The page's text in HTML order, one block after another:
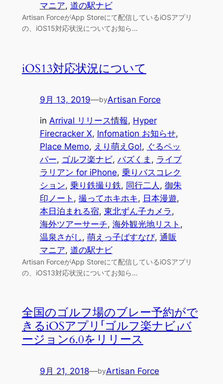
マニア, 道の駅ナビ
Artisan ForceがApp Storeにて配信しているiOSアプリ
の、iOS15対応状況についてお知ら…
iOS13対応状況について
9月 13, 2019—byArtisan Force
in Arrival リリース情報, Hyper
Firecracker X, Infomation お知らせ
Place Memo, えり萌えGo!, ぐるペッ
パー, ゴルフ楽ナビ, パズくま , ライブ
ラリアン for iPhone, 乗りバスコレク
ション, 乗り鉄撮り鉄, 同行二人 , 御朱
印ノート , 撮ってホキホキ, 日本漫遊
本日泊まれる宿, 東北ずん子カメラ
海外ツアーサーチ, 海外観光地リスト
温泉さがし, 萌えっ子ばすなび, 通販
マニア, 道の駅ナビ
Artisan ForceがApp Storeにて配信しているiOSアプリ
の、iOS13対応状況についてお知ら…
全国のゴルフ場のブレー予約がで
きるiOSアプリ「ゴルフ楽ナビ」バ
ージョン6.0をリリース
9月 21, 2018—byArtisan Force